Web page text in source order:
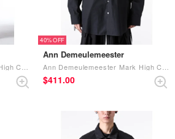
40%
Ann Demeulemeester
$‌411.00